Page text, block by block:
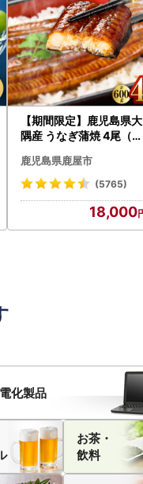
【期間限定】鹿児島県大
隅産 うなぎ蒲焼 4尾（60
cp18 うなぎ 鰻 魚 惣菜 総
菜
鹿児島県鹿屋市
(5765)
18,000
電化製品
お茶・
飲料